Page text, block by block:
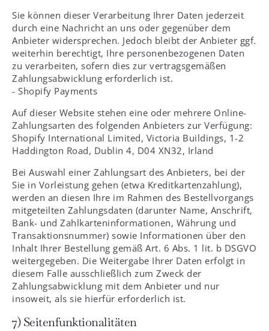
Sie können dieser Verarbeitung Ihrer Daten jederzeit
durch eine Nachricht an uns oder gegenüber dem
Anbieter widersprechen. Jedoch bleibt der Anbieter ggf.
weiterhin berechtigt, Ihre personenbezogenen Daten
zu verarbeiten, sofern dies zur vertragsgemäßen
Zahlungsabwicklung erforderlich ist.
- Shopify Payments
Auf dieser Website stehen eine oder mehrere Online-
Zahlungsarten des folgenden Anbieters zur Verfügung:
Shopify International Limited, Victoria Buildings, 1-2
Haddington Road, Dublin 4, D04 XN32, Irland
Bei Auswahl einer Zahlungsart des Anbieters, bei der
Sie in Vorleistung gehen (etwa Kreditkartenzahlung),
werden an diesen Ihre im Rahmen des Bestellvorgangs
mitgeteilten Zahlungsdaten (darunter Name, Anschrift,
Bank- und Zahlkarteninformationen, Währung und
Transaktionsnummer) sowie Informationen über den
Inhalt Ihrer Bestellung gemäß Art. 6 Abs. 1 lit. b DSGVO
weitergegeben. Die Weitergabe Ihrer Daten erfolgt in
diesem Falle ausschließlich zum Zweck der
Zahlungsabwicklung mit dem Anbieter und nur
insoweit, als sie hierfür erforderlich ist.
7) Seitenfunktionalitäten